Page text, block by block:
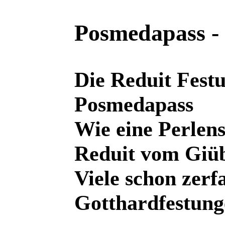
Posmedapass
Die Reduit
Posmedapass
Wie eine
Reduit vom
Viele schon